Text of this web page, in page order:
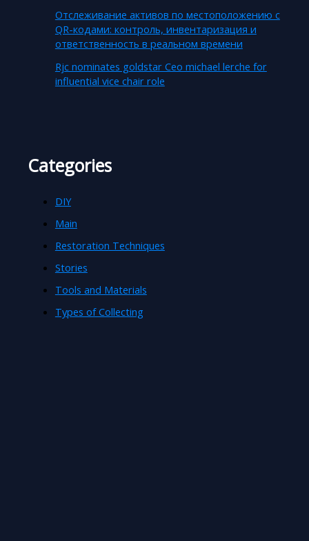
Отслеживание активов по местоположению с
QR-кодами: контроль, инвентаризация и
ответственность в реальном времени
Rjc nominates goldstar Ceo michael lerche for
influential vice chair role
Categories
DIY
Main
Restoration Techniques
Stories
Tools and Materials
Types of Collecting